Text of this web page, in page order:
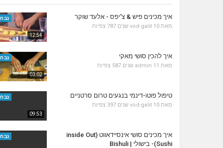
12:54
איך מכינים פיש & צ'יפס - אלעד שוקר
מאת vod-galit 10 שנים 787 צפיות
03:02
איך להכין סושי מאקי
מאת admin 11 שנים 587 צפיות
09:53
טיפול פוטו-דינמי בנגעים טרום סרטניים
מאת vod-galit 10 שנים 397 צפיות
איך מכינים סושי אינסיידאווט (inside Out
Sushi)- בישולי | Bishuli